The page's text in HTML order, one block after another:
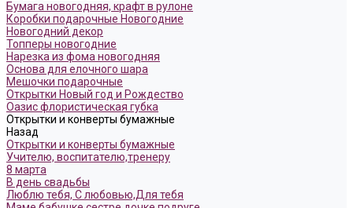
Бумага новогодняя, крафт в рулоне
Коробки подарочные Новогодние
Новогодний декор
Топперы новогодние
Нарезка из фома новогодняя
Основа для елочного шара
Мешочки подарочные
Открытки Новый год и Рождество
Оазис флористическая губка
Открытки и конверты бумажные
Назад
Открытки и конверты бумажные
Учителю, воспитателю,тренеру
8 марта
В день свадьбы
Люблю тебя, С любовью,Для тебя